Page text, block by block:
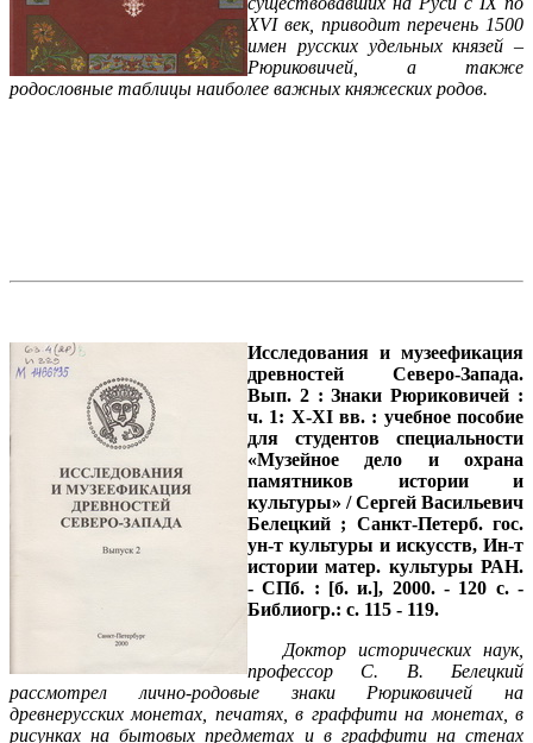
ХVIвек, приводит перечень 1500
имен русских удельных князей –
Рюриковичей, а также
родословные таблицы наиболее важных княжеских родов.
Исследования и музеефикация
древностей Северо-Запада.
Вып. 2 : Знаки Рюриковичей :
ч. 1: X-XI вв. : учебное пособие
для студентов специальности
«Музейное дело и охрана
памятников истории и
культуры» / Сергей Васильевич
Белецкий ; Санкт-Петерб. гос.
ун-т культуры и искусств, Ин-т
истории матер. культуры РАН.
- СПб. : [б. и.], 2000. - 120 с. -
Библиогр.: с. 115 - 119.
Доктор исторических наук,
профессор С. В. Белецкий
рассмотрел лично-родовые знаки Рюриковичей на
древнерусских монетах, печатях, в граффити на монетах, в
рисунках на бытовых предметах и в граффити на стенах